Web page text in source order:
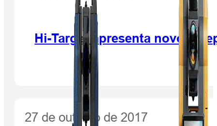
Hi-Target apresenta novo
27 de outubro de 2017